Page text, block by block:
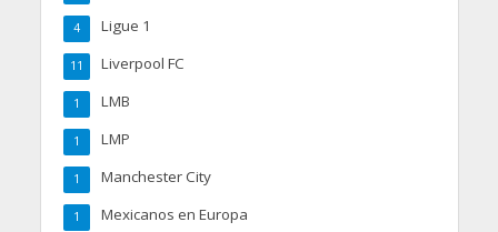
Ligue 1
4
Liverpool FC
11
LMB
1
LMP
1
Manchester City
1
Mexicanos en Europa
1